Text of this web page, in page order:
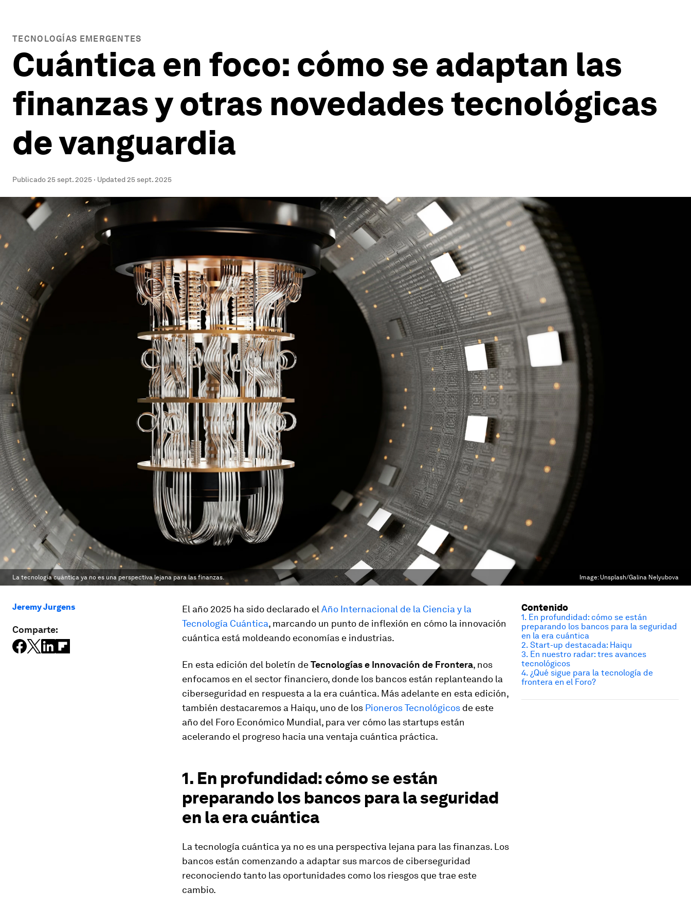
TECNOLOGÍAS EMERGENTES
Cuántica en foco: cómo se adaptan las
finanzas y otras novedades tecnológicas
de vanguardia
Publicado25 sept. 2025 · Updated25 sept. 2025
La tecnología cuántica ya no es una perspectiva lejana para las finanzas. Image: Unsplash/Galina Nelyubova
Jeremy Jurgens
Comparte:
El año 2025 ha sido declarado el Año Internacional de la Ciencia y la
Tecnología Cuántica, marcando un punto de inflexión en cómo la innovación
cuántica está moldeando economías e industrias.
En esta edición del boletín deTecnologías e Innovación de Frontera, nos
enfocamos en el sector financiero, donde los bancos están replanteando la
ciberseguridad en respuesta a la era cuántica. Más adelante en esta edición,
también destacaremos a Haiqu, uno de los Pioneros Tecnológicos de este
año del Foro Económico Mundial, para ver cómo las startups están
acelerando el progreso hacia una ventaja cuántica práctica.
1. En profundidad: cómo se están
preparando los bancos para la seguridad
en la era cuántica
La tecnología cuántica ya no es una perspectiva lejana para las finanzas. Los
bancos están comenzando a adaptar sus marcos de ciberseguridad
reconociendo tanto las oportunidades como los riesgos que trae este
cambio.
Contenido
1. En profundidad: cómo se están
preparando los bancos para la seguridad
en la era cuántica
2. Start-up destacada: Haiqu
3. En nuestro radar: tres avances
tecnológicos
4. ¿Qué sigue para la tecnología de
frontera en el Foro?